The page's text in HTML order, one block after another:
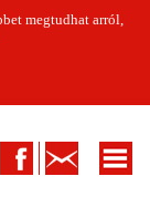
megtudhat arról,
FacebookKapcsolat